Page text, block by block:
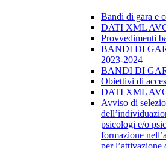
Bandi di gara e
DATI XML
Provvedimenti
BANDI DI
2023-2024
BANDI DI
Obiettivi di
DATI XML
Avviso di
psicologi e/o
formazione